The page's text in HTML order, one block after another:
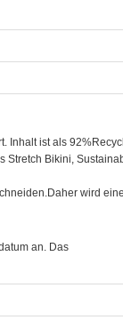
Inhalt ist als
Stretch Bikini,
wird eine
an. Das